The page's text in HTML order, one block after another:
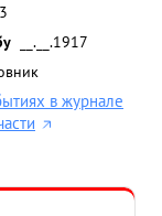
__.__.1917
в журнале